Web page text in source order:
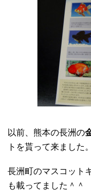
以前、熊本の長洲の
トを貰って来ました。
長洲町のマスコット
も載ってました＾＾